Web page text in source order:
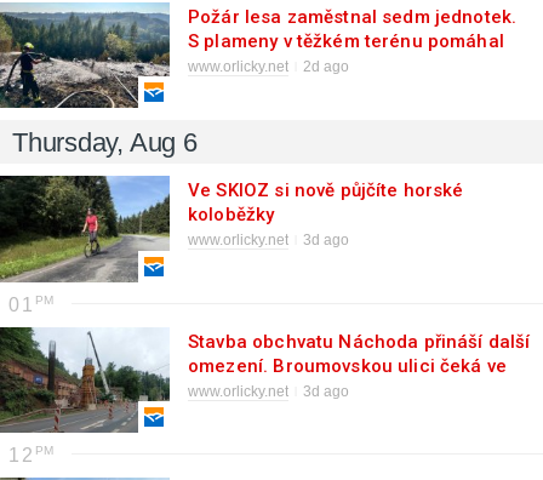
Požár lesa zaměstnal sedm jednotek.
S plameny v těžkém terénu pomáhal
dron i polští hasiči
www.orlicky.net 2d ago
Thursday, Aug 6
Ve SKIOZ si nově půjčíte horské
koloběžky
www.orlicky.net 3d ago
01
Stavba obchvatu Náchoda přináší další
omezení. Broumovskou ulici čeká ve
dvou termínech úplná denní
www.orlicky.net 3d ago
12